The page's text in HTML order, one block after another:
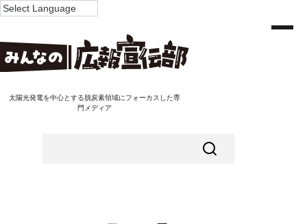
太陽光発電を中心とする脱炭素領域にフォーカスした専
門メディア